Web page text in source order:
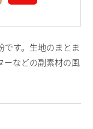
す。生地のまとま
ーなどの副素材の風